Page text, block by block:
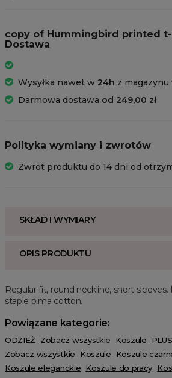
copy of Hummingbird printed
Dostawa
Wysyłka nawet w 24h z
Darmowa dostawa od 249,00 zł
Polityka wymiany i zwrotów
Zwrot produktu do 14 dni od
SKŁAD I WYMIARY
OPIS PRODUKTU
Regular fit, round neckline, short
staple pima cotton.
Powiązane kategorie:
ODZIEŻ Zobacz wszystkie Koszule
Zobacz wszystkie
Koszule Koszule
Koszule eleganckie Koszule do pracy